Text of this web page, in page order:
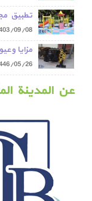
تطبيق
09/08
مزايا
05/26
عن المدينة